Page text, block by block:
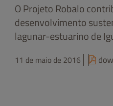
O Projeto Robalo
desenvolvimento
lagunar-estuarino de
11 de maio de 2016